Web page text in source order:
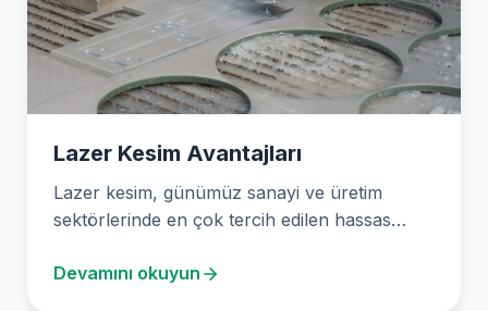
Lazer Kesim Avantajları
Lazer kesim, günümüz sanayi ve üretim
sektörlerinde en çok tercih edilen hassas
Devamını okuyun